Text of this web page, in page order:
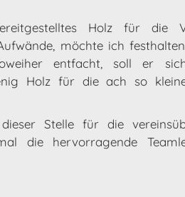
Holz für die
möchte ich
entfacht, soll er
Holz für die ach so
Stelle für die
die hervorragende